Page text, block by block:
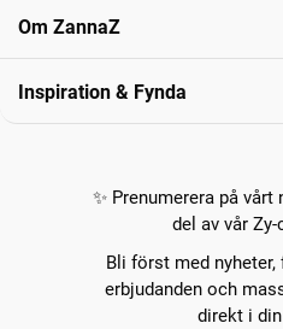
Om ZannaZ
Inspiration & Fynda
✨ Prenumerera på
del av vår
Bli först med
erbjudanden och
direkt i